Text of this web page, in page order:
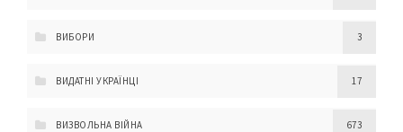
ВИБОРИ 3
ВИДАТНІ УКРАЇНЦІ 17
ВИЗВОЛЬНА ВІЙНА 673